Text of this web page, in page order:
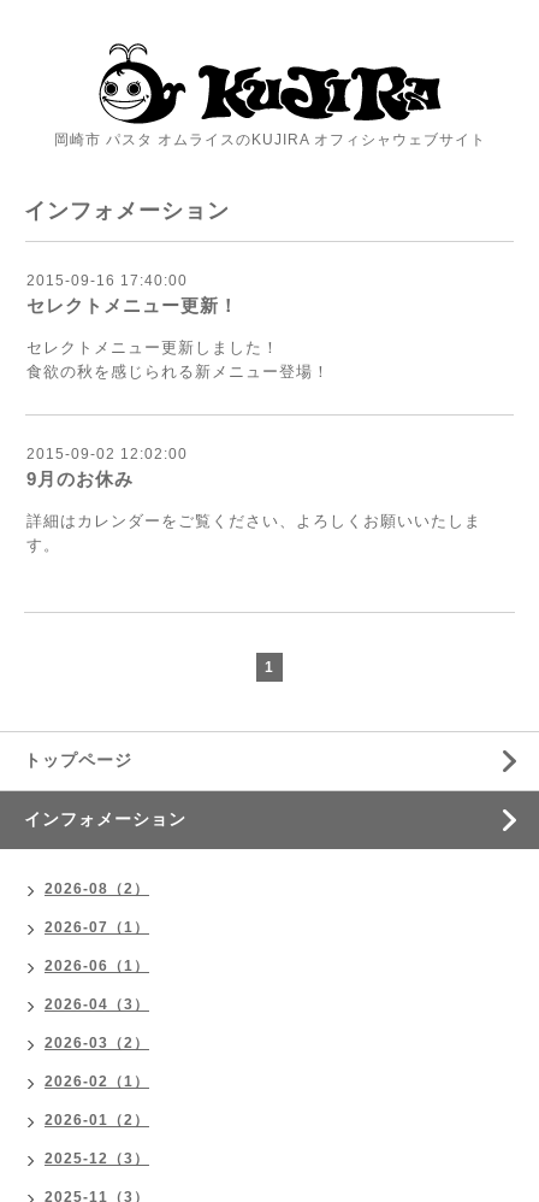
岡崎市 パスタ オムライスのKUJIRA オフィシャウェブサイト
インフォメーション
2015-09-16 17:40:00
セレクトメニュー更新！
セレクトメニュー更新しました！
食欲の秋を感じられる新メニュー登場！
2015-09-02 12:02:00
9月のお休み
詳細はカレンダーをご覧ください、よろしくお願いいたしま
す。
1
トップページ
インフォメーション
2026-08（2）
2026-07（1）
2026-06（1）
2026-04（3）
2026-03（2）
2026-02（1）
2026-01（2）
2025-12（3）
2025-11（3）